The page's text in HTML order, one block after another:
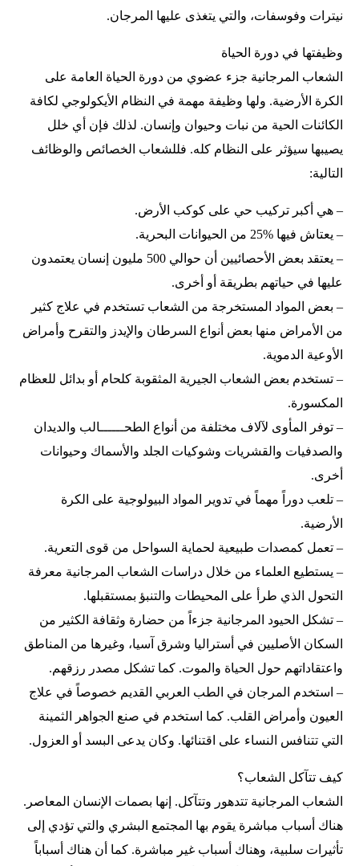
نيترات وفوسفات، والتي يتغذى عليها المرجان.
وظيفتها في دورة الحياة
الشعاب المرجانية جزء عضوي من دورة الحياة العامة على
الكرة الأرضية. ولها وظيفة مهمة في النظام الأيكولوجي لكافة
الكائنات الحية من نبات وحيوان وإنسان. لذلك فإن أي خلل
يصيبها سيؤثر على النظام كله. فللشعاب الخصائص والوظائف
التالية:
– هي أكبر تركيب حي على كوكب الأرض.
– يعتاش فيها %25 من الحيوانات البحرية.
– يعتقد بعض الأحصائيين أن حوالي 500 مليون إنسان يعتمدون
عليها في حياتهم بطريقة أو أخرى.
– بعض المواد المستخرجة من الشعاب تستخدم في علاج كثير
من الأمراض منها بعض أنواع السرطان والإيدز والتقرح وأمراض
الأوعية الدموية.
– تستخدم بعض الشعاب الجيرية المثقوبة كلحام أو بدائل للعظام
المكسورة.
– توفر المأوى لآلاف مختلفة من أنواع الطحــــــالب والديدان
والصدفيات والقشريات وشوكيات الجلد والأسماك وحيوانات
أخرى.
– تلعب دوراً مهماً في تدوير المواد البيولوجية على الكرة
الأرضية.
– تعمل كمصدات طبيعية لحماية السواحل من قوى التعرية.
– يستطيع العلماء من خلال دراسات الشعاب المرجانية معرفة
التحول الذي طرأ على المحيطات والتنبؤ بمستقبلها.
– تشكل الحيود المرجانية جزءاً من حضارة وثقافة الكثير من
السكان الأصليين في أستراليا وشرق آسيا، وغيرها من المناطق
واعتقاداتهم حول الحياة والموت. كما تشكل مصدر رزقهم.
– استخدم المرجان في الطب العربي القديم خصوصاً في علاج
العيون وأمراض القلب. كما استخدم في صنع الجواهر الثمينة
التي تتنافس النساء على اقتنائها. وكان يدعى البسد أو العزول.
كيف تتآكل الشعاب؟
الشعاب المرجانية تتدهور وتتآكل. إنها بصمات الإنسان المعاصر.
هناك أسباب مباشرة يقوم بها المجتمع البشري والتي تؤدي إلى
تأثيرات سلبية، وهناك أسباب غير مباشرة. كما أن هناك أسباباً